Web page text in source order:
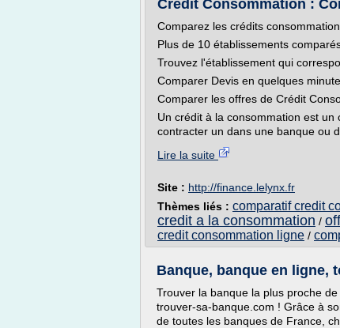
Crédit Consommation :
Comparez les crédits consommation
Plus de 10 établissements
Trouvez l'établissement qui
Comparer Devis en quelques
Comparer les offres de Crédit
Un crédit à la consommation est
contracter un dans une banque ou
Lire la suite
Site : http://finance.lelynx.fr
Thèmes liés : comparatif credit
credit a la consommation /
credit consommation ligne /
Banque, banque en ligne,
Trouver la banque la plus proche
trouver-sa-banque.com ! Grâce à
de toutes les banques de France,